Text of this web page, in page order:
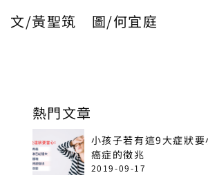
文/黃聖筑 圖/何宜庭
熱門文章
小孩子若有這9大症狀
癌症的徵兆
2019-09-17